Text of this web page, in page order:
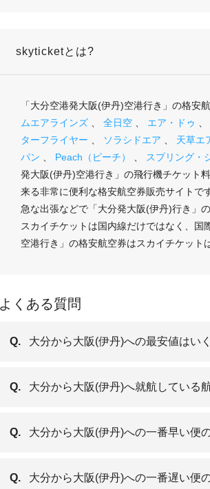
skyticketとは?
「大分空港発大阪(伊丹)空港行き」の格安
ムエアラインズ
全日空 エア・ドゥ
ターフライヤー
ソラシドエア 天草エ
パン
Peach（ピーチ） スプリング・
発大阪(伊丹)空港行き」の飛行機チケット
来る非常に便利な格安航空券販売サイトです
急な出張などで「大分発大阪(伊丹)行き」
スカイチケットは国内線だけではなく、
空港行き」の格安航空券はスカイチケット
よくある質問
Q. 大分から大阪(伊丹)への最安値はい
Q. 大分から大阪(伊丹)へ就航している
Q. 大分から大阪(伊丹)への一番早い便
Q. 大分から大阪(伊丹)への一番遅い便